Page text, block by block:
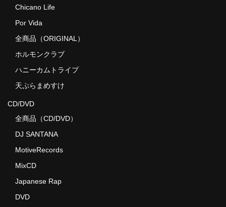
Chicano Life
Por Vida
全商品（ORIGINAL）
ホルモンクラブ
ハニーカムトライプ
天ぷらまめすけ
CD/DVD
全商品（CD/DVD）
DJ SANTANA
MotiveRecords
MixCD
Japanese Rap
DVD